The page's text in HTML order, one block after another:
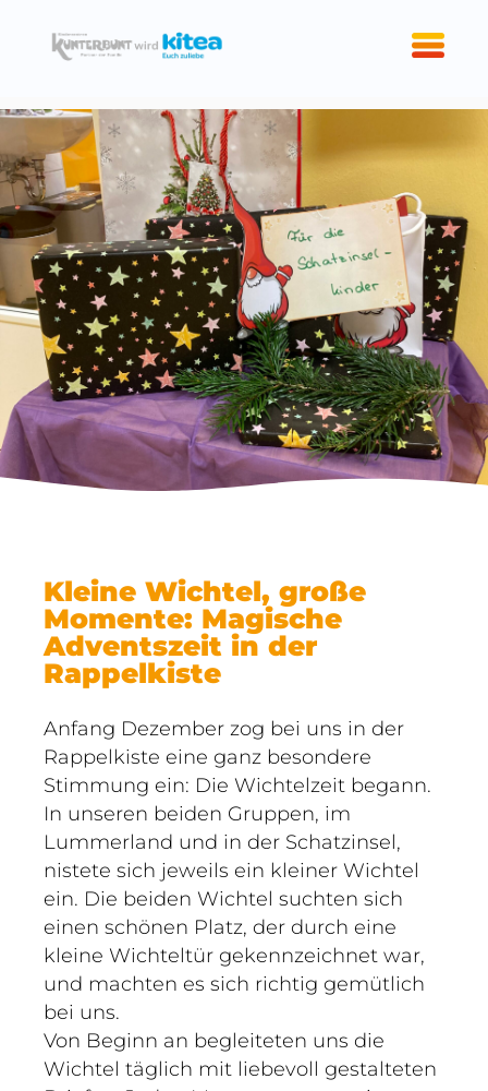
Kleine Wichtel, große
Momente: Magische
Adventszeit in der
Rappelkiste
Anfang Dezember zog bei uns in der
Rappelkiste eine ganz besondere
Stimmung ein: Die Wichtelzeit begann.
In unseren beiden Gruppen, im
Lummerland und in der Schatzinsel,
nistete sich jeweils ein kleiner Wichtel
ein. Die beiden Wichtel suchten sich
einen schönen Platz, der durch eine
kleine Wichteltür gekennzeichnet war,
und machten es sich richtig gemütlich
bei uns.
Von Beginn an begleiteten uns die
Wichtel täglich mit liebevoll gestalteten